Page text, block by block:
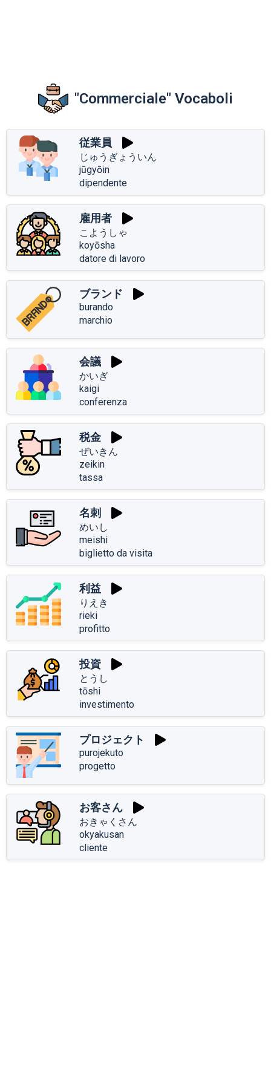
"Commerciale" Vocaboli
従業員
じゅうぎょういん
jūgyōin
dipendente
雇用者
こようしゃ
koyōsha
datore di lavoro
ブランド
burando
marchio
会議
かいぎ
kaigi
conferenza
税金
ぜいきん
zeikin
tassa
名刺
めいし
meishi
biglietto da visita
利益
りえき
rieki
profitto
投資
とうし
tōshi
investimento
プロジェクト
purojekuto
progetto
お客さん
おきゃくさん
okyakusan
cliente